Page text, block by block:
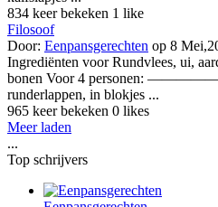
834 keer bekeken 1 like
Filosoof
Door: Eenpansgerechten op 8
Ingrediënten voor Rundvlees, ui,
bonen Voor 4 personen:
runderlappen, in blokjes ...
965 keer bekeken 0 likes
Meer laden
...
Top schrijvers